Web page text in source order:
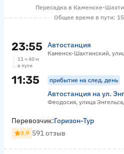
Пересадка в Каменске-
Общее время в пути:
23:55 Автостанция
Каменск-Шахтинский,
11 ч 40 м
в пути
11:35 прибытие на след. день
Автостанция на ул.
Феодосия, улица
Перевозчик:Горизон-Тур
3.9 591 отзыв